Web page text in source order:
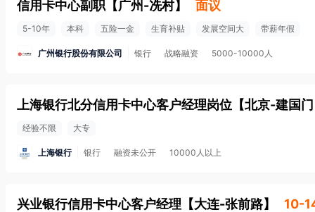
信用卡中心副职 【广州-冼村】 面议
5-10年 本科 五险一金 生育补贴 发展空间大 带薪年假
广州银行股份有限公司 银行 战略融资 5000-10000人
上海银行北分信用卡中心客户经理岗位 【北京-建国门
经验不限 大专
上海银行 银行 融资未公开 10000人以上
兴业银行信用卡中心客户经理 【大连-张前路】 10-